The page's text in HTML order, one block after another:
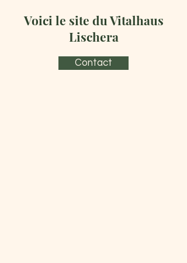
Voici le site du Vitalhaus
Lischera
Contact